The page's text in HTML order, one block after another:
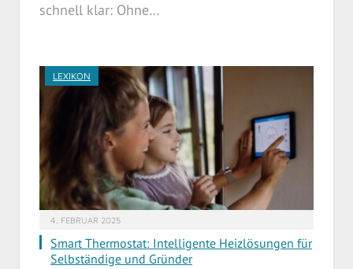
schnell klar: Ohne…
LEXIKON
4. FEBRUAR 2025
Smart Thermostat: Intelligente Heizlösungen für
Selbständige und Gründer